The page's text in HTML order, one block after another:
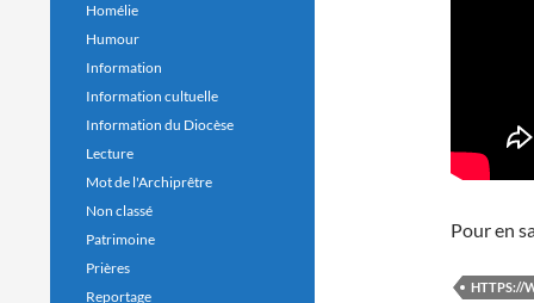
Pour en
HTTPS://
Homélie
Humour
Information
Information cultuelle
Information du Diocèse
Lecture
Mot de l'Archiprêtre
Non classé
Patrimoine
Prières
Reportage